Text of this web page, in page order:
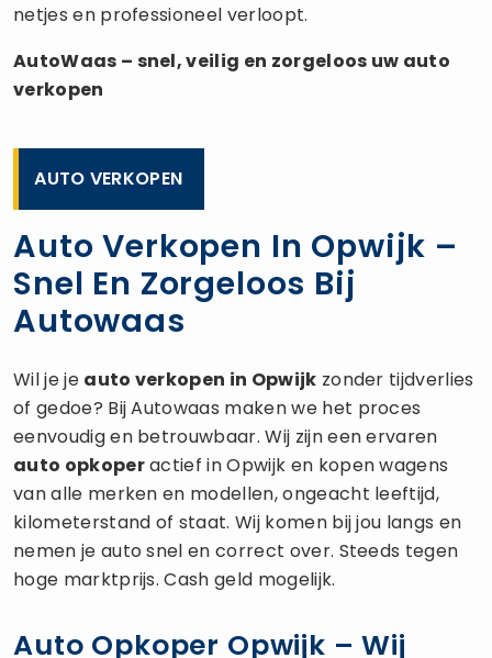
netjes en professioneel verloopt.
AutoWaas – snel, veilig en zorgeloos uw auto
verkopen
AUTO VERKOPEN
Auto Verkopen In Opwijk –
Snel En Zorgeloos Bij
Autowaas
Wil je je auto verkopen in Opwijk zonder tijdverlies
of gedoe? Bij Autowaas maken we het proces
eenvoudig en betrouwbaar. Wij zijn een ervaren
auto opkoperactief in Opwijk en kopen wagens
van alle merken en modellen, ongeacht leeftijd,
kilometerstand of staat. Wij komen bij jou langs en
nemen je auto snel en correct over. Steeds tegen
hoge marktprijs. Cash geld mogelijk.
Auto Opkoper Opwijk – Wij